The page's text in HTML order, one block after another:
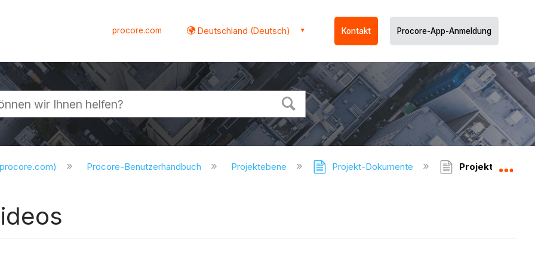
procore.com Deutschland (Deutsch) Kontakt Procore-App-Anmeldung
Procore-Benutzerhandbuch Projektebene Projekt-Dokumente